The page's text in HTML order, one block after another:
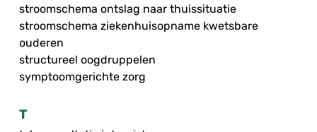
stroomschema ontslag naar thuissituatie
stroomschema ziekenhuisopname kwetsbare
ouderen
structureel oogdruppelen
symptoomgerichte zorg
T